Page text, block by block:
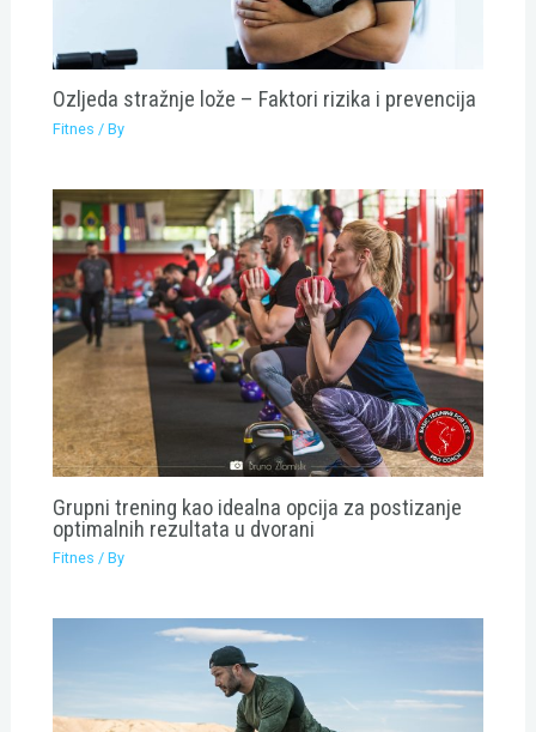
Ozljeda stražnje lože – Faktori rizika i prevencija
Fitnes / By
Grupni trening kao idealna opcija za postizanje
optimalnih rezultata u dvorani
Fitnes / By